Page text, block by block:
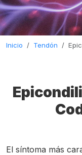
Inicio Tendón
El síntoma más